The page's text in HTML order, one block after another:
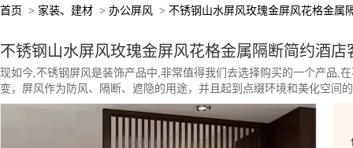
首页 > 家装、建材 > 办公屏风 > 不锈钢山水屏风玫瑰金屏风花格金属
不锈钢山水屏风玫瑰金屏风花格金属隔断简约酒
现如今,不锈钢屏风是装饰产品中,非常值得我们去选择购买的一个产品,
变，屏风作为防风、隔断、遮隐的用途，并且起到点缀环境和美化空间